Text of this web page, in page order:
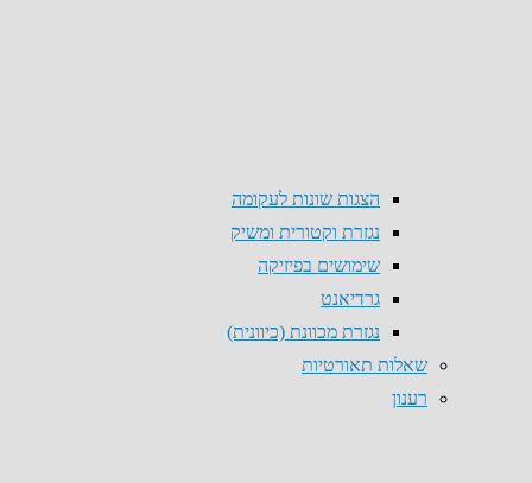
הצגות שונות לעקומה
נגזרת וקטורית ומשיק
שימושים בפיזיקה
גרדיאנט
נגזרת מכוונת (כיוונית)
שאלות תאורטיות
רענון